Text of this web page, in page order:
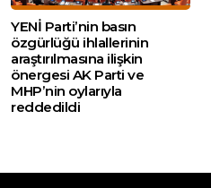
YENİ Parti’nin basın
özgürlüğü ihlallerinin
araştırılmasına ilişkin
önergesi AK Parti ve
MHP’nin oylarıyla
reddedildi